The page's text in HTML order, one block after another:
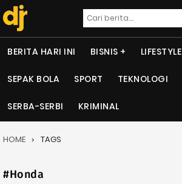
BERITA HARI INI BISNIS LIFESTYLE
SEPAK BOLA SPORT TEKNOLOGI
SERBA-SERBI KRIMINAL
HOME TAGS
#Honda